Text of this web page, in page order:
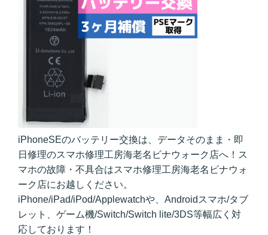
iPhoneSEのバッテリー交換は、データそのまま・即
日修理のスマホ修理工房海老名ビナウォーク店へ！ス
マホの故障・不具合はスマホ修理工房海老名ビナウォ
ーク店にお越しください。
iPhone/iPad/iPod/Applewatchや、Androidスマホ/タブ
レット、ゲーム機/Switch/Switch lite/3DS等幅広く対
応しております！